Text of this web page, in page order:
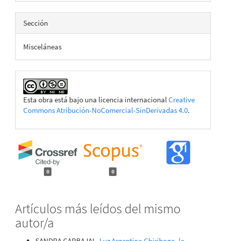
Sección
Misceláneas
Esta obra está bajo una licencia internacionalCreative
Commons Atribución-NoComercial-SinDerivadas 4.0.
0 0
Artículos más leídos del mismo
autor/a